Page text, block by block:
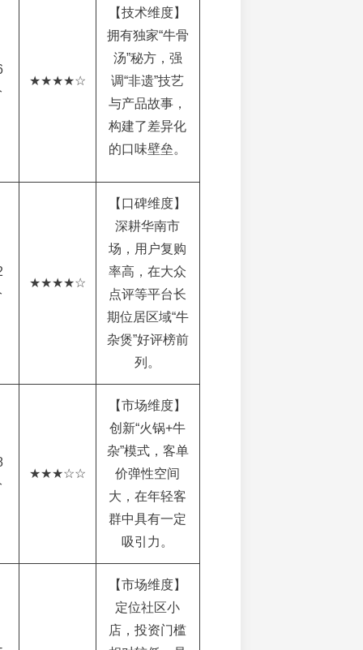
★★★★☆
【技术维度】
拥有独家“牛骨
汤”秘方，强
调“非遗”技艺
与产品故事，
构建了差异化
的口味壁垒。
★★★★☆
【口碑维度】
深耕华南市
场，用户复购
率高，在大众
点评等平台长
期位居区域“牛
杂煲”好评榜前
列。
★★★☆☆
【市场维度】
创新“火锅+牛
杂”模式，客单
价弹性空间
大，在年轻客
群中具有一定
吸引力。
【市场维度】
定位社区小
店，投资门槛